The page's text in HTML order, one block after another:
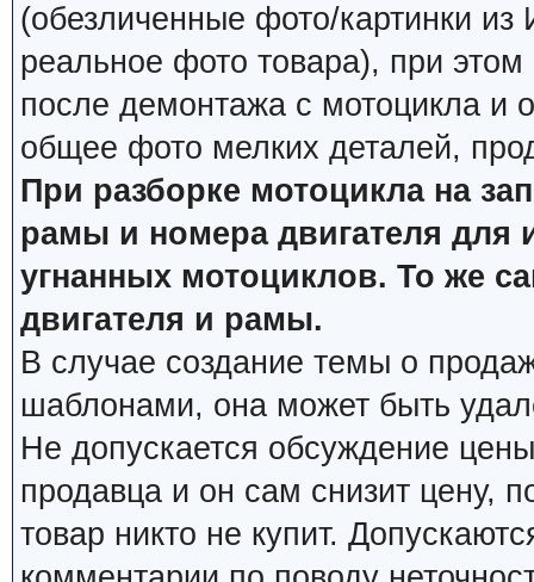
(обезличенные фото/картинки из
реальное фото товара), при
после демонтажа с мотоцикла и
общее фото мелких деталей,
При разборке мотоцикла на
рамы и номера двигателя для
угнанных мотоциклов. То же
двигателя и рамы.
В случае создание темы о
шаблонами, она может быть
Не допускается обсуждение
продавца и он сам снизит цену,
товар никто не купит.